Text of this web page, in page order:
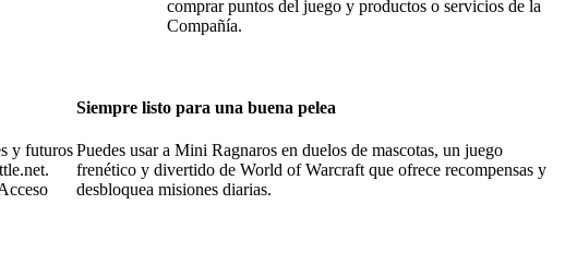
comprar puntos del juego y productos o servicios de la
Compañía.
y futuros
Siempre listo para una buena pelea
Puedes usar a Mini Ragnaros en duelos de mascotas, un juego
frenético y divertido de World of Warcraft que ofrece recompensas y
desbloquea misiones diarias.